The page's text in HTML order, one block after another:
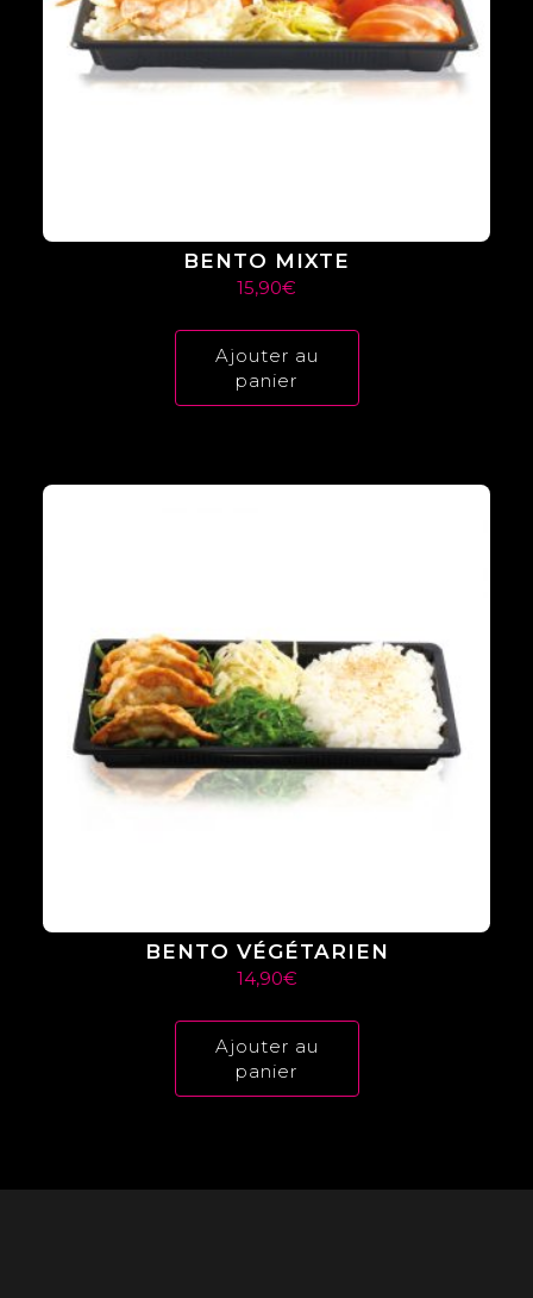
BENTO MIXTE
15,90€
Ajouter au
panier
BENTO VÉGÉTARIEN
14,90€
Ajouter au
panier